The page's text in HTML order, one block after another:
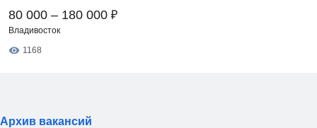
80 000 – 180 000 ₽
Владивосток
1168
Архив вакансий